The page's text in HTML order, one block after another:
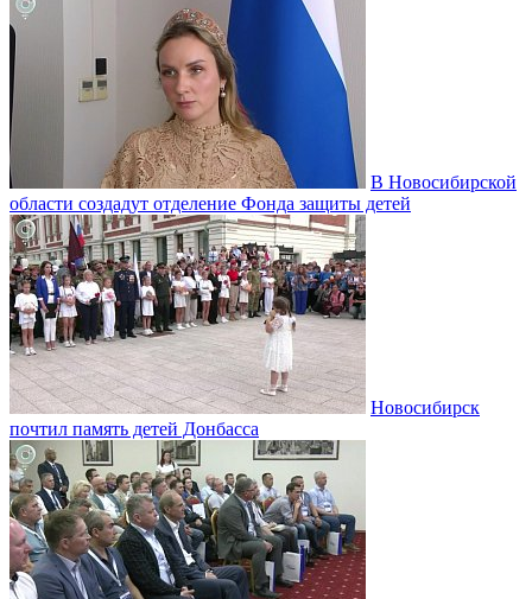
В Новосибирской
области создадут отделение Фонда защиты детей
Новосибирск
почтил память детей Донбасса